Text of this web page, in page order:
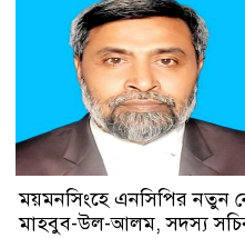
ময়মনসিংহে এনসিপির নতুন
মাহবুব-উল-আলম, সদস্য